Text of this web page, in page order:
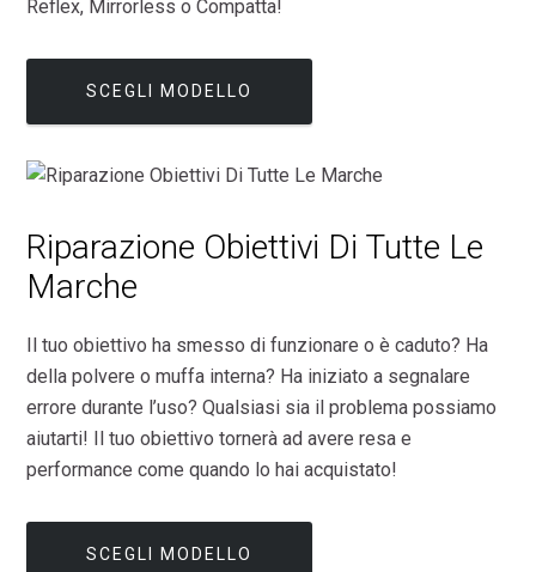
Reflex, Mirrorless o Compatta!
SCEGLI MODELLO
Riparazione Obiettivi Di Tutte Le
Marche
Il tuo obiettivo ha smesso di funzionare o è caduto? Ha
della polvere o muffa interna? Ha iniziato a segnalare
errore durante l’uso? Qualsiasi sia il problema possiamo
aiutarti! Il tuo obiettivo tornerà ad avere resa e
performance come quando lo hai acquistato!
SCEGLI MODELLO